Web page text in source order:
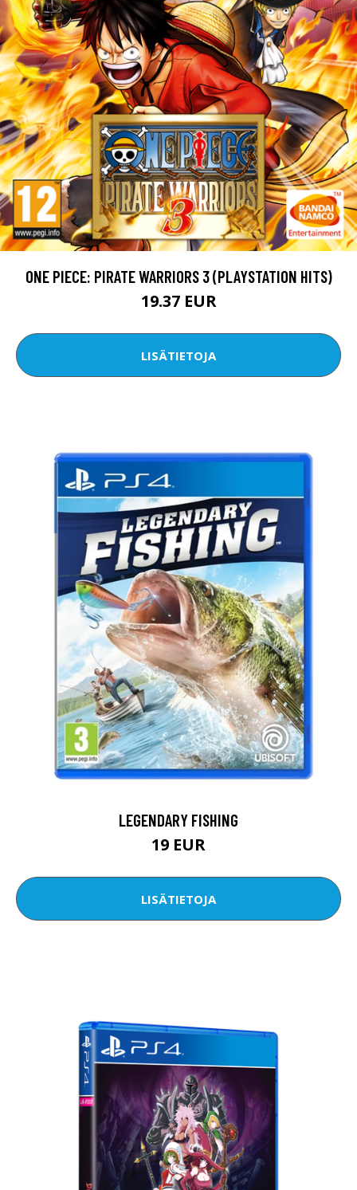
ONE PIECE: PIRATE WARRIORS 3 (PLAYSTATION HITS)
19.37 EUR
LISÄTIETOJA
LEGENDARY FISHING
19 EUR
LISÄTIETOJA